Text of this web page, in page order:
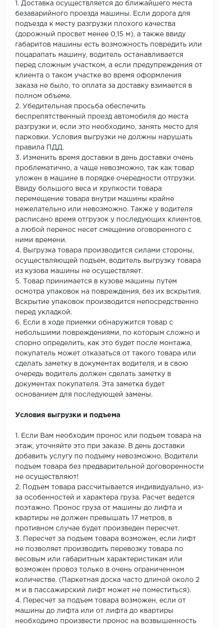
1. Доставка осуществляется до ближайшего места
безаварийного проезда машины. Если дорога для
подъезда к месту разгрузки плохого качества
(дорожный просвет менее 0,15 м), а также ввиду
габаритов машины есть возможность повредить или
поцарапать машину, водитель останавливается
перед сложным участком, а если предупреждения от
клиента о таком участке во время оформления
заказа не было, то оплата за доставку взимается в
полном объеме.
2. Убедительная просьба обеспечить
беспрепятственный проезд автомобиля до места
разгрузки и, если это необходимо, занять место для
парковки. Условия выгрузки не должны нарушать
правила ПДД.
3. Изменить время доставки в день доставки очень
проблематично, а чаще невозможно, так как товар
уложен в машине в порядке очередности отгрузки.
Ввиду большого веса и хрупкости товара
перемещение товара внутри машины крайне
нежелательно или невозможно. Также у водителя
расписано время отгрузок у последующих клиентов,
а любой перенос несет смещение оговоренного с
ними времени.
4. Выгрузка товара производится силами стороны,
осуществляющей подъем, водитель выгрузку товара
из кузова машины не осуществляет.
5. Товар принимается в кузове машины путем
осмотра упаковок на повреждения, без их вскрытия.
Вскрытие упаковок производится непосредственно
перед укладкой.
6. Если в ходе приемки обнаружится товар с
небольшими повреждениями, по которым сложно и
спорно определить, как это будет после монтажа,
покупатель может отказаться от такого товара или
сделать заметку в документах водителя, и в свою
очередь водитель должен сделать заметку в
документах покупателя. Эта заметка будет
основанием для последующей замены.
Условия выгрузки и подъема
1. Если Вам необходим пронос или подъем товара на
этаж, уточняйте это при заказе. В день доставки
добавить услугу по подъему невозможно. Водители
подъем товара без предварительной договоренности
не осуществляют!
2. Подъем товара рассчитывается индивидуально, из-
за особенностей и характера груза. Расчет ведется
поэтажно. Пронос груза от машины до лифта и
квартиры не должен превышать 17 метров, в
противном случае будет произведен пересчет.
3. Пересчет за подъем товара возможен, если лифт
не позволяет производить перевозку товара по
весовым или габаритным характеристикам или
возможен провоз только в очень ограниченном
количестве. (Паркетная доска часто длиной около 2
м и в пассажирский лифт может не поместиться).
4. Пересчет за подъем товара возможен, если от
машины до лифта или от лифта до квартиры
необходимо произвести пронос на возвышенность